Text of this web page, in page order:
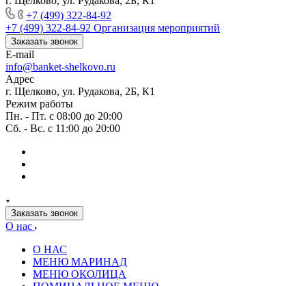
+7 (499) 322-84-92
+7 (499) 322-84-92 Организация мероприятий
Заказать звонок
E-mail
info@banket-shelkovo.ru
Адрес
г. Щелково, ул. Рудакова, 2Б, К1
Режим работы
Пн. - Пт. с 08:00 до 20:00
Сб. - Вс. с 11:00 до 20:00
Заказать звонок
О нас
О НАС
МЕНЮ МАРИНАД
МЕНЮ ОКОЛИЦА